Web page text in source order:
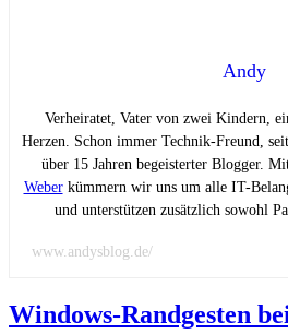
Andy
Verheiratet, Vater von zwei Kindern,
Herzen. Schon immer Technik-Freund,
über 15 Jahren begeisterter Blogger.
Weberkümmern wir uns um alle IT-
und unterstützen zusätzlich sowohl
www.andysblog.de/
Windows-Randgesten